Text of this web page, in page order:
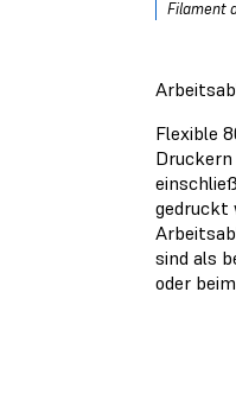
Filament
Flexible
Druckern
gedruckt
sind als
oder